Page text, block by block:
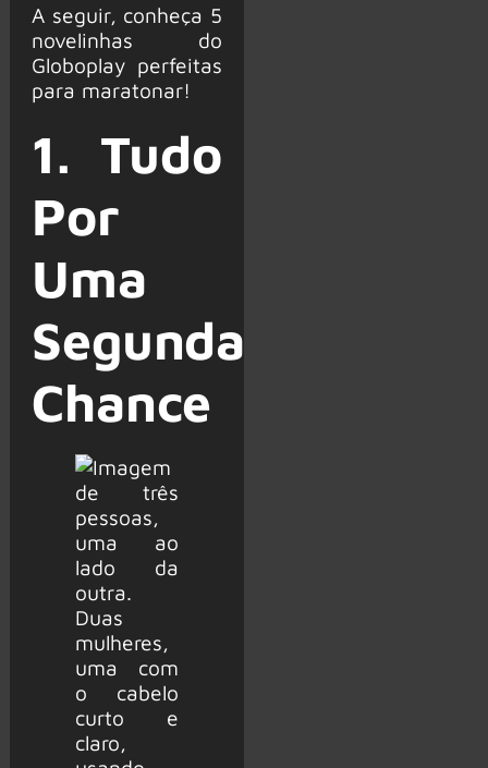
A seguir, conheça 5
novelinhas do
Globoplay perfeitas
para maratonar!
1. Tudo
Por
Uma
Segunda
Chance